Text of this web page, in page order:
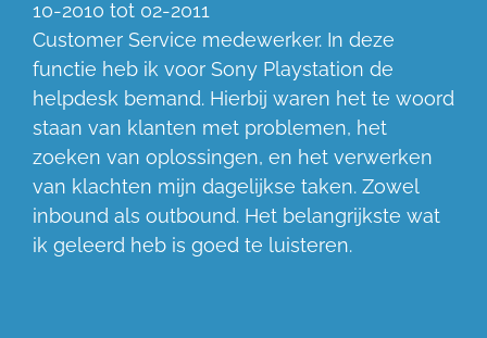
10-2010 tot 02-2011
Customer Service medewerker. In deze
functie heb ik voor Sony Playstation de
helpdesk bemand. Hierbij waren het te woord
staan van klanten met problemen, het
zoeken van oplossingen, en het verwerken
van klachten mijn dagelijkse taken. Zowel
inbound als outbound. Het belangrijkste wat
ik geleerd heb is goed te luisteren.